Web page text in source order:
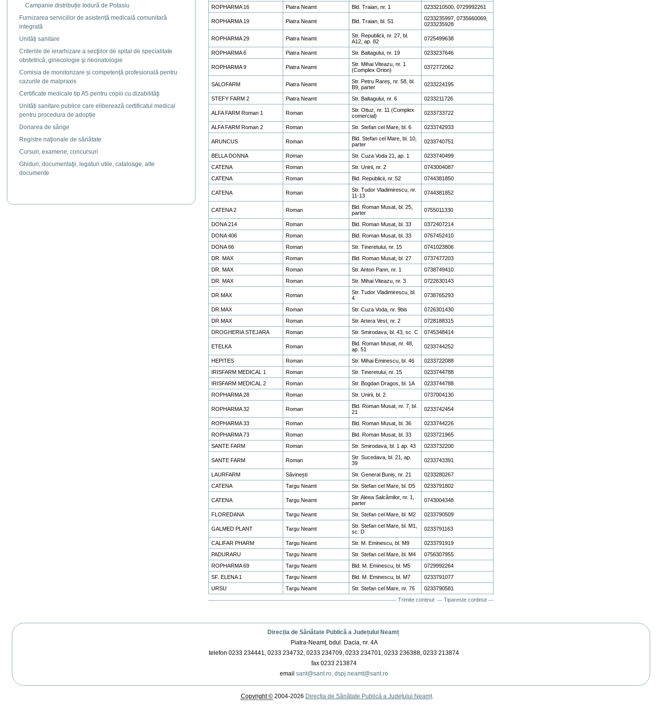
Campanie distribuție Iodură de Potasiu
Furnizarea serviciilor de asistență medicală comunitară
integrată
Unități sanitare
Criteriile de ierarhizare a secţiilor de spital de specialitate
obstetrică, ginecologie şi neonatologie
Comisia de monitorizare și competență profesională pentru
cazurile de malpraxis
Certificate medicale tip A5 pentru copiii cu dizabilităţi
Unități sanitare publice care eliberează certificatul medical
pentru procedura de adopție
Donarea de sânge
Registre naţionale de sănătate
Cursuri, examene, concursuri
Ghiduri, documentaţii, legaturi utile, cataloage, alte
documente
ROPHARMA 16
Piatra Neamt Bld. Traian, nr. 1 0233210500, 0729992261
ROPHARMA 19 Piatra Neamt Bld. Traian, bl. S1
0233235997, 0735660069,
0233235928
ROPHARMA 29 Piatra Neamt
Str. Republicii, nr. 27, bl.
A12, ap. 82
0725499638
ROPHARMA 6 Piatra Neamt Str. Baltagului, nr. 19 0233237646
ROPHARMA 9 Piatra Neamt
Str. Mihai Viteazu, nr. 1
(Complex Orion)
0372772062
SALOFARM Piatra Neamt
Str. Petru Rareș, nr. 58, bl.
B9, parter
0233224195
STEFY FARM 2 Piatra Neamt Str. Baltagului, nr. 6 0233211726
ALFA FARM Roman 1 Roman
Str. Oituz, nr. 11 (Complex
comercial)
0233733722
ALFA FARM Roman 2 Roman Str. Stefan cel Mare, bl. 6 0233742933
ARUNCUS Roman
Bld. Stefan cel Mare, bl. 10,
parter
0233740751
BELLA DONNA Roman Str. Cuza Voda 21, ap. 1
0233740499
CATENA
Roman Str. Unirii, nr. 2
0743004087
CATENA
Roman Bld. Republicii, nr. 52 0744381850
CATENA Roman
Str. Tudor Vladimirescu, nr.
11-13
0744381852
CATENA 2 Roman
Bld. Roman Musat, bl. 25,
parter
0755011330
DONA 214 Roman Bld. Roman Musat, bl. 33
0372407214
DONA 406
Roman Bld. Roman Musat, bl. 33
0767452410
DONA 66
Roman Str. Tineretului, nr. 15
0741023806
DR. MAX
Roman Bld. Roman Musat, bl. 27
0737477203
DR. MAX
Roman Str. Anton Pann, nr. 1
0738749410
DR. MAX
Roman Str. Mihai Viteazu, nr. 3 0722630143
DR.MAX Roman
Str. Tudor Vladimirescu, bl.
4
0738765293
DR.MAX Roman Str. Cuza Voda, nr. 9bis
0726301430
DR.MAX
Roman Str. Artera Vest, nr. 2
0728188315
DROGHERIA STEJARA
Roman Str. Smirodava, bl. 43, sc. C 0745348414
ETELKA Roman
Bld. Roman Musat, nr. 48,
ap. 51
0233744252
HEPITES Roman Str. Mihai Eminescu, bl. 46
0233722088
IRISFARM MEDICAL 1
Roman Str. Tineretului, nr. 15
0233744788
IRISFARM MEDICAL 2
Roman Str. Bogdan Dragos, bl. 1A
0233744788
ROPHARMA 28
Roman Str. Unirii, bl. 2 0737004130
ROPHARMA 32 Roman
Bld. Roman Musat, nr. 7, bl.
21
0233742454
ROPHARMA 33 Roman Bld. Roman Musat, bl. 36
0233744226
ROPHARMA 73
Roman Bld. Roman Musat, bl. 33
0233721965
SANTE FARM
Roman Str. Smirodava, bl. 1 ap. 43 0233732200
SANTE FARM Roman
Str. Sucedava, bl. 21, ap.
39
0233743391
LAURFARM Săvinești Str. General Buniș, nr. 21
0233280267
CATENA
Targu Neamt Str. Stefan cel Mare, bl. D5 0233791802
CATENA Targu Neamt
Str. Aleea Salcâmilor, nr. 1,
parter
0743004348
FLOREDANA Targu Neamt Str. Stefan cel Mare, bl. M2 0233790509
GALMED PLANT Targu Neamt
Str. Stefan cel Mare, bl. M1,
sc. D
0233791163
CALIFAR PHARM Targu Neamt Str. M. Eminescu, bl. M9
0233791919
PADURARU
Targu Neamt Str. Stefan cel Mare, bl. M4
0756307955
ROPHARMA 69
Targu Neamt Bld. M. Eminescu, bl. M5
0729992264
SF. ELENA 1
Targu Neamt Bld. M. Eminescu, bl. M7
0233791077
URSU
Targu Neamt Str. Stefan cel Mare, nr. 76 0233790581
Trimite continut Tipareste continut
Direcția de Sănătate Publică a Județului Neamț
Piatra-Neamț, bdul. Dacia, nr. 4A
telefon 0233 234441, 0233 234732, 0233 234709, 0233 234701, 0233 236388, 0233 213874
fax 0233 213874
email sant@sant.ro, dspj.neamt@sant.ro
Copyright ©2004-2026 Direcția de Sănătate Publică a Județului Neamț.